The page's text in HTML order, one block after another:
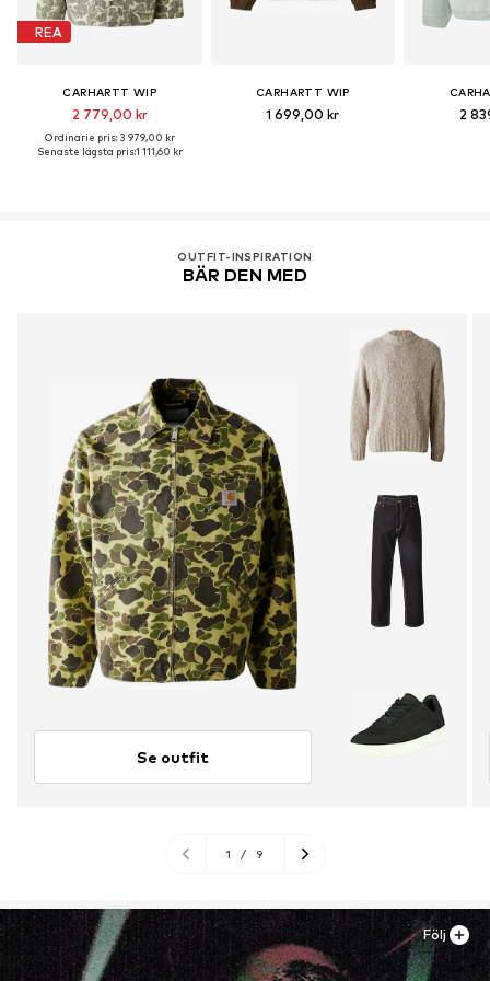
REA
CARHARTT WIP
2 779,00 kr
Ordinarie pris: 3 979,00 kr
Senaste lägsta pris:1 111,60 kr
CARHARTT WIP
1 699,00 kr 2
OUTFIT-INSPIRATION
BÄR DEN MED
Se outfit
1 / 9
Följ